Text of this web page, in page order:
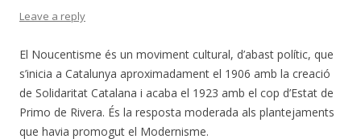
Leave a reply
El Noucentisme és un moviment cultural, d’abast polític, que
s’inicia a Catalunya aproximadament el 1906 amb la creació
de Solidaritat Catalana i acaba el 1923 amb el cop d’Estat de
Primo de Rivera. És la resposta moderada als plantejaments
que havia promogut el Modernisme.